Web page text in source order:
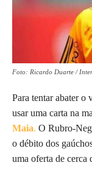
Foto: Ricardo Duarte /
Para tentar abater o
usar uma carta na
Maia. O Rubro-
o débito dos
uma oferta de cerca